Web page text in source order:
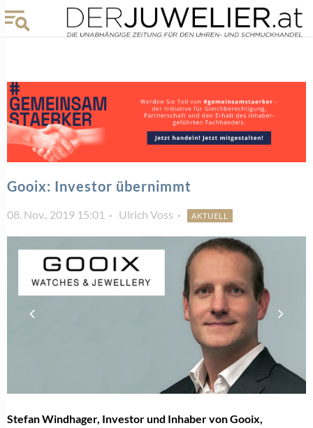
Gooix: Investor übernimmt
08. Nov.. 2019 15:01 Ulrich Voss AKTUELL
Stefan Windhager, Investor und Inhaber von Gooix,